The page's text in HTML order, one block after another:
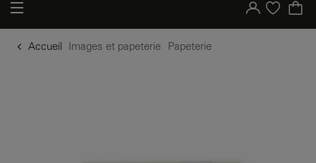
Votre compte
Liste d'achat
Accueil Images et papeterie Papeterie